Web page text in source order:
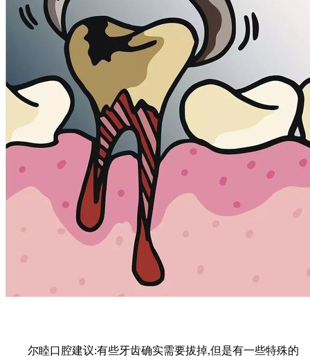
尔睦口腔建议:有些牙齿确实需要拔掉,但是有一些特殊的